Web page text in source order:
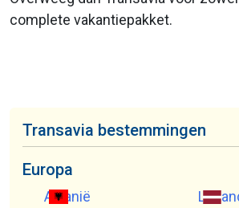
complete vakantiepakket.
Transavia bestemmingen
Europa
Albanië